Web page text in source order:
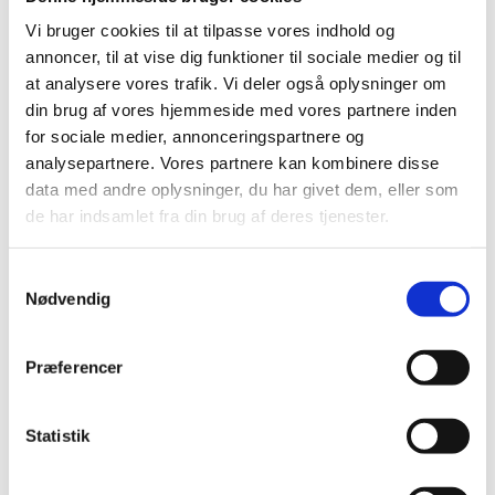
Vi bruger cookies til at tilpasse vores indhold og
annoncer, til at vise dig funktioner til sociale medier og til
at analysere vores trafik. Vi deler også oplysninger om
din brug af vores hjemmeside med vores partnere inden
for sociale medier, annonceringspartnere og
analysepartnere. Vores partnere kan kombinere disse
data med andre oplysninger, du har givet dem, eller som
de har indsamlet fra din brug af deres tjenester.
Nødvendig
Præferencer
Statistik
Pump out for spildevand
Toiletter og bruserum
Vaskemaskine og tørretumbler
Waterfront Shopping center i gåafstand
Restaurant Adress i KDY’s klubhus
Tuborg Havn er én Danmarks bedste og mest moderne
lystbådehavn beliggende i eksklusive og moderne
omgivelser kun 10 minutter fra København. Tuborg Havn
drives af KDY Tuborg Havn, men har tidligere fungeret som
Bryggerierne. Som et minde om dengang står der i dag ved
Tuborg Havn er i dag udviklet til at være en del af et
maritimt miljø. Her finder du også den stilfulde Restaurant
Address, hvor du kan nyde din morgenkaffe, et glas køligt
solnedgangs-vin eller en kultiveret frokost eller middag – alt